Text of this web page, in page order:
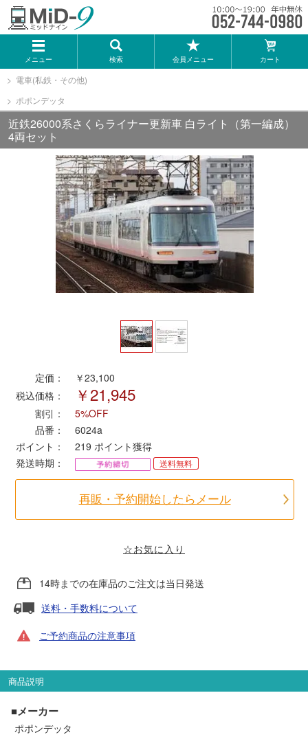
メニュー 検索 会員メニュー カート
メーカー一覧
TOMIX
KATO
GREENMAX
トミーテック
マイクロエース
Bトレインショーティー
MODEMO(モデモ)
さんけい
トラムウェイ
セール品・キャンペーン
走行エリア別 鉄道模型車両リスト
北海道・東北
電車(私鉄・その他)
ポポンデッタ
近鉄26000系さくらライナー更新車 白ライト（第一編成）
4両セット
定価：
￥23,100
税込価格：
￥21,945
割引：
5%OFF
品番：
6024a
ポイント：
219 ポイント獲得
発送時期：
送料無料
再販・予約開始したらメール
☆お気に入り
14時までの在庫品のご注文は当日発送
送料・手数料について
ご予約商品の注意事項
商品説明
■メーカー
ポポンデッタ